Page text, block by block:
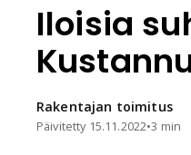
Iloisia
Rakentajan toimitus
Päivitetty 15.11.2022•3 min